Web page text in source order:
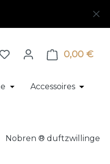
0,00 €
Düfte Duftproben
Öffne oder Schließe
Accessoires Öffne
Nobren ® duftzwillinge